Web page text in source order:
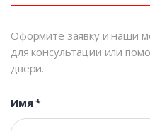
Оформите заявку и наши
для консультации или
двери.
Имя*